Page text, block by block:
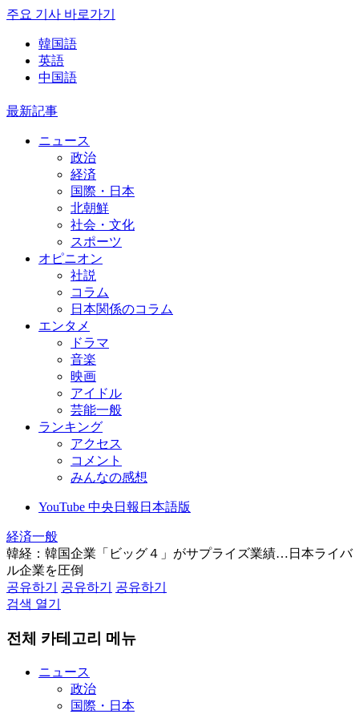
주요 기사 바로가기
韓国語
英語
中国語
最新記事
ニュース
政治
経済
国際・日本
北朝鮮
社会・文化
スポーツ
オピニオン
社説
コラム
日本関係のコラム
エンタメ
ドラマ
音楽
映画
アイドル
芸能一般
ランキング
アクセス
コメント
みんなの感想
YouTube 中央日報日本語版
経済一般
韓経：韓国企業「ビッグ４」がサプライズ業績…日本ライバ
ル企業を圧倒
공유하기
공유하기
공유하기
검색 열기
전체 카테고리 메뉴
ニュース
政治
国際・日本